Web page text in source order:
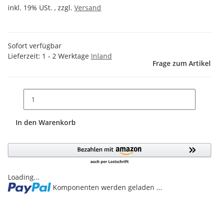
inkl. 19% USt. , zzgl. Versand
Sofort verfügbar
Lieferzeit: 1 - 2 Werktage Inland
Frage zum Artikel
In den Warenkorb
Loading...
Komponenten werden geladen ...